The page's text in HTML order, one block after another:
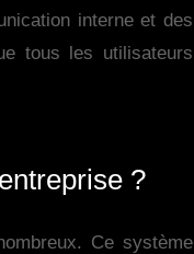
interne et des
tous les utilisateurs
?
Ce système